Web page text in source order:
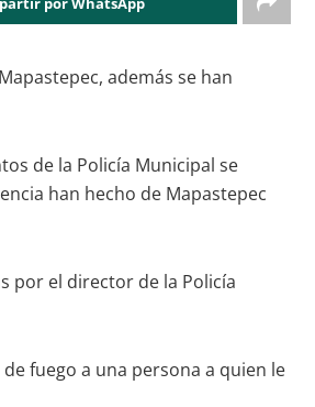
además se han
de la Policía Municipal se
han hecho de Mapastepec
por el director de la Policía
fuego a una persona a quien le